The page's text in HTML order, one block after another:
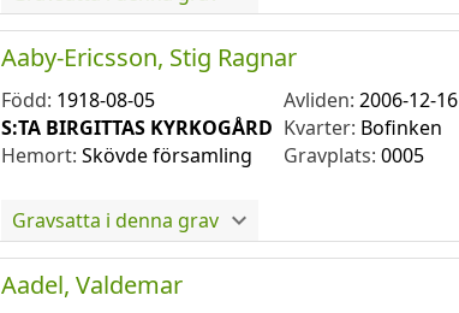
Aaby-Ericsson, Stig Ragnar
Född: 1918-08-05 Avliden:2006-12-16
S:TA BIRGITTAS KYRKOGÅRD Kvarter: Bofinken
Hemort: Skövde församling Gravplats:0005
Gravsatta i denna grav
Aadel, Valdemar